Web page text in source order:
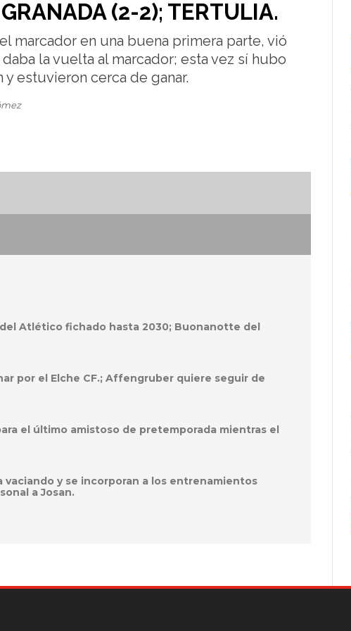
o
disminuir
volumen.
(2-2); TERTULIA.
marcador en una buena primera parte, vió
la vuelta al marcador; esta vez sí hubo
estuvieron cerca de ganar.
Atlético fichado hasta 2030; Buonanotte del
por el Elche CF.; Affengruber quiere seguir de
el último amistoso de pretemporada mientras el
y se incorporan a los entrenamientos
a Josan.